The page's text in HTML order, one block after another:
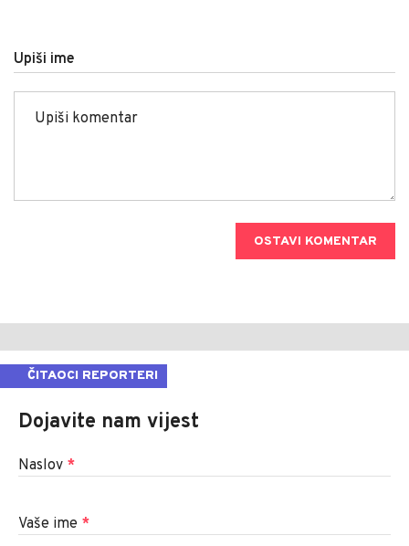
Upiši ime
OSTAVI KOMENTAR
ČITAOCI REPORTERI
Dojavite nam vijest
Naslov *
Vaše ime *